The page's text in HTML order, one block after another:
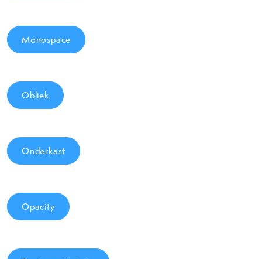
Monospace
Obliek
Onderkast
Opacity